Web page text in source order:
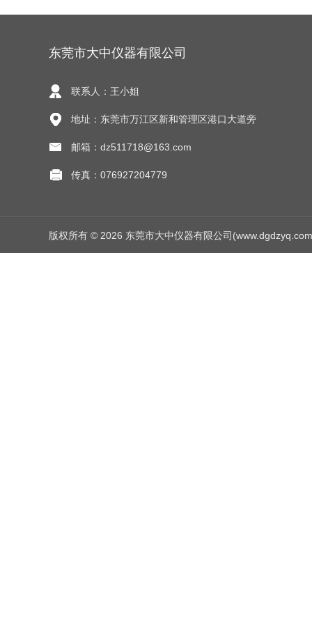
东莞市大中仪器有限公司
联系人：王小姐
地址：东莞市万江区新和管理区港口大道旁
邮箱：dz511718@163.com
传真：076927204779
版权所有 © 2026 东莞市大中仪器有限公司